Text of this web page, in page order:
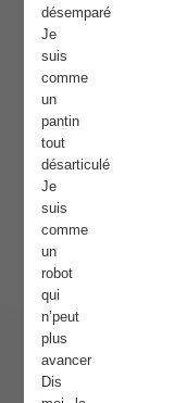
désemparé
Je
suis
comme
un
pantin
tout
désarticulé
Je
suis
comme
un
robot
qui
n’peut
plus
avancer
Dis